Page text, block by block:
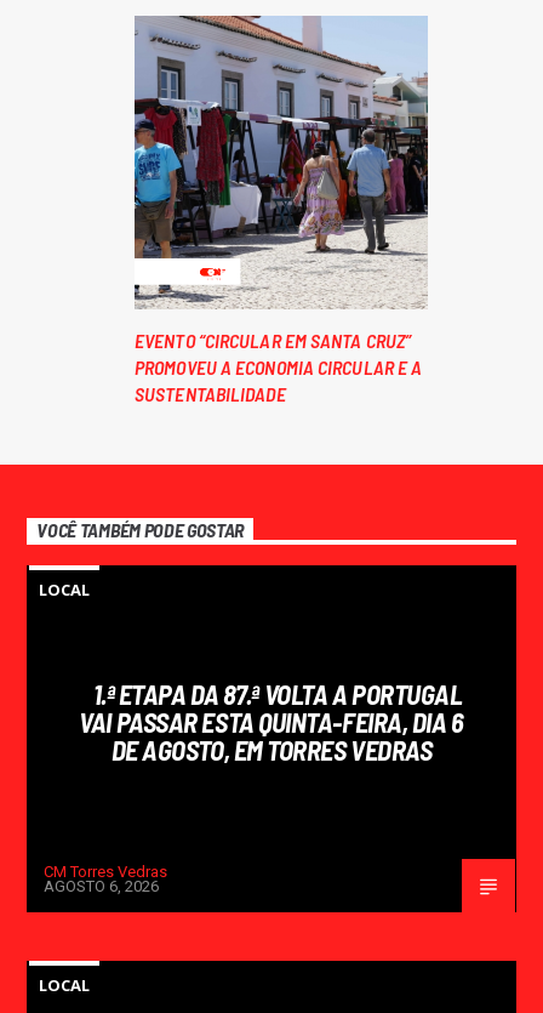
EVENTO “CIRCULAR EM SANTA CRUZ”
PROMOVEU A ECONOMIA CIRCULAR E A
SUSTENTABILIDADE
VOCÊ TAMBÉM PODE GOSTAR
LOCAL
1.ª ETAPA DA 87.ª VOLTA A PORTUGAL
VAI PASSAR ESTA QUINTA-FEIRA, DIA 6
DE AGOSTO, EM TORRES VEDRAS
CM Torres Vedras
AGOSTO 6, 2026
LOCAL